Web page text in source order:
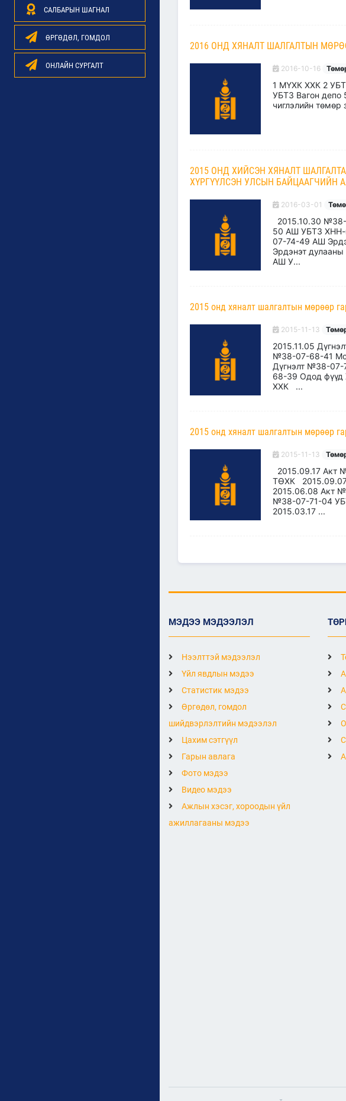
САЛБАРЫН ШАГНАЛ
ӨРГӨДӨЛ, ГОМДОЛ
ОНЛАЙН СУРГАЛТ
2016 ОНД ХЯНАЛТ ШАЛГАЛТЫН
2016-10-16
1 МҮХК ХХК 2
УБТЗ Вагон депо
чиглэлийн төмөр
2015 ОНД ХИЙСЭН ХЯНАЛТ
ХҮРГҮҮЛСЭН УЛСЫН БАЙЦААГЧИЙН
2016-03-01
2015.10.30
50 АШ УБТЗ ХНН-
07-74-49 АШ
Эрдэнэт
АШ У...
2015 онд хяналт шалгалтын мөрөөр
2015-11-13
2015.11.05
№38-07-68-41
Дүгнэлт №38-
68-39 Одод
ХХК ...
2015 онд хяналт шалгалтын мөрөөр
2015-11-13
2015.09.17 Акт
ТӨХК
2015.06.08 Акт
№38-07-71-04
2015.03.17 ...
МЭДЭЭ МЭДЭЭЛЭЛ
Нээлттэй мэдээлэл
Үйл явдлын мэдээ
Статистик мэдээ
Өргөдөл, гомдол
шийдвэрлэлтийн мэдээлэл
Цахим сэтгүүл
Гарын авлага
Фото мэдээ
Видео мэдээ
Ажлын хэсэг, хороодын үйл
ажиллагааны мэдээ